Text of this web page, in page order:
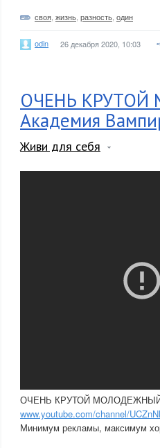
своя жизнь разность один
odin 26 декабря 2020, 10:03
ОЧЕНЬ
Академия
Живи для себя
ОЧЕНЬ КРУТОЙ МОЛОДЕЖНЫЙ
www.youtube.com/channel/
Минимум рекламы, максимум